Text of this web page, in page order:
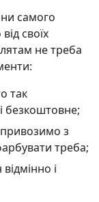
самого
своїх
не треба
так
безкоштовне;
з
треба;
і